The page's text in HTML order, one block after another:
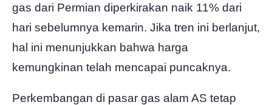
gas dari Permian diperkirakan naik 11% dari
hari sebelumnya kemarin. Jika tren ini berlanjut,
hal ini menunjukkan bahwa harga
kemungkinan telah mencapai puncaknya.
Perkembangan di pasar gas alam AS tetap